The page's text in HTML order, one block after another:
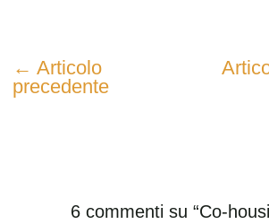
← Articolo
precedente
6 commenti su “Co-